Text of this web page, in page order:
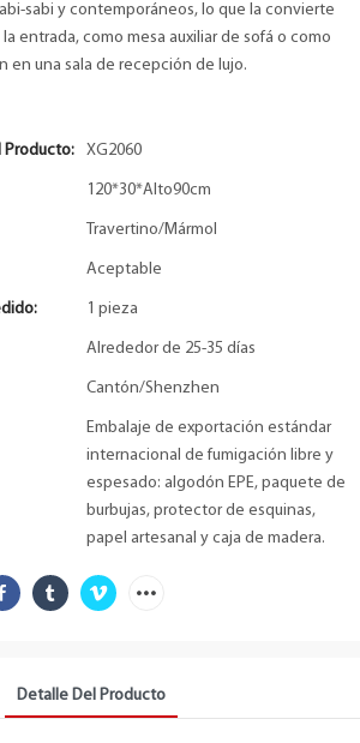
sabi y contemporáneos, lo que la convierte
entrada, como mesa auxiliar de sofá o como
en una sala de recepción de lujo.
Producto: XG2060
120*30*Alto90cm
Travertino/Mármol
Aceptable
1 pieza
Alrededor de 25-35 días
Cantón/Shenzhen
Embalaje de exportación estándar
internacional de fumigación libre y
espesado: algodón EPE, paquete de
burbujas, protector de esquinas,
papel artesanal y caja de madera.
Detalle Del Producto